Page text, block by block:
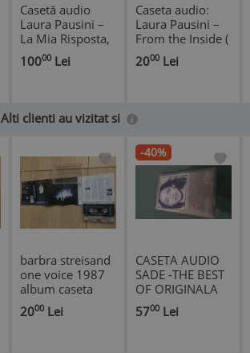
Casetă audio
Laura Pausini ‎–
La Mia Risposta,
originală
10000 Lei
Caseta audio:
Laura Pausini ‎–
From the Inside (
2002, originala,
stare f.buna)
2000 Lei
Alti clienti au vizitat si
barbra streisand
one voice 1987
album caseta
audio muzica
pop usoara
2000 Lei
-40%
CASETA AUDIO
SADE -THE BEST
OF ORIGINALA
FOARTE RARA !!!
5700 Lei